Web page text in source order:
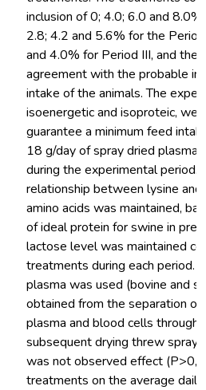
inclusion of 0; 4.0; 6.0 and
2.8; 4.2 and 5.6% for the
and 4.0% for Period III, and the
agreement with the probable
intake of the animals. The
isoenergetic and isoproteic,
guarantee a minimum feed
18 g/day of spray dried plasma
during the experimental period.
relationship between lysine
amino acids was maintained,
of ideal protein for swine in pre-
lactose level was maintained
treatments during each period.
plasma was used (bovine and
obtained from the separation of
plasma and blood cells through
subsequent drying threw
was not observed effect
treatments on the average